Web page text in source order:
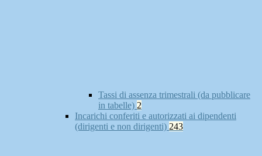
Tassi di assenza trimestrali (da pubblicare
in tabelle) 2
Incarichi conferiti e autorizzati ai dipendenti
(dirigenti e non dirigenti) 243